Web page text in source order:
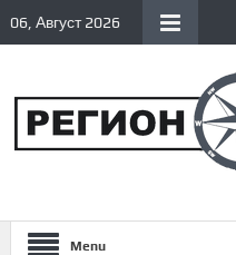
06, Август 2026
Menu